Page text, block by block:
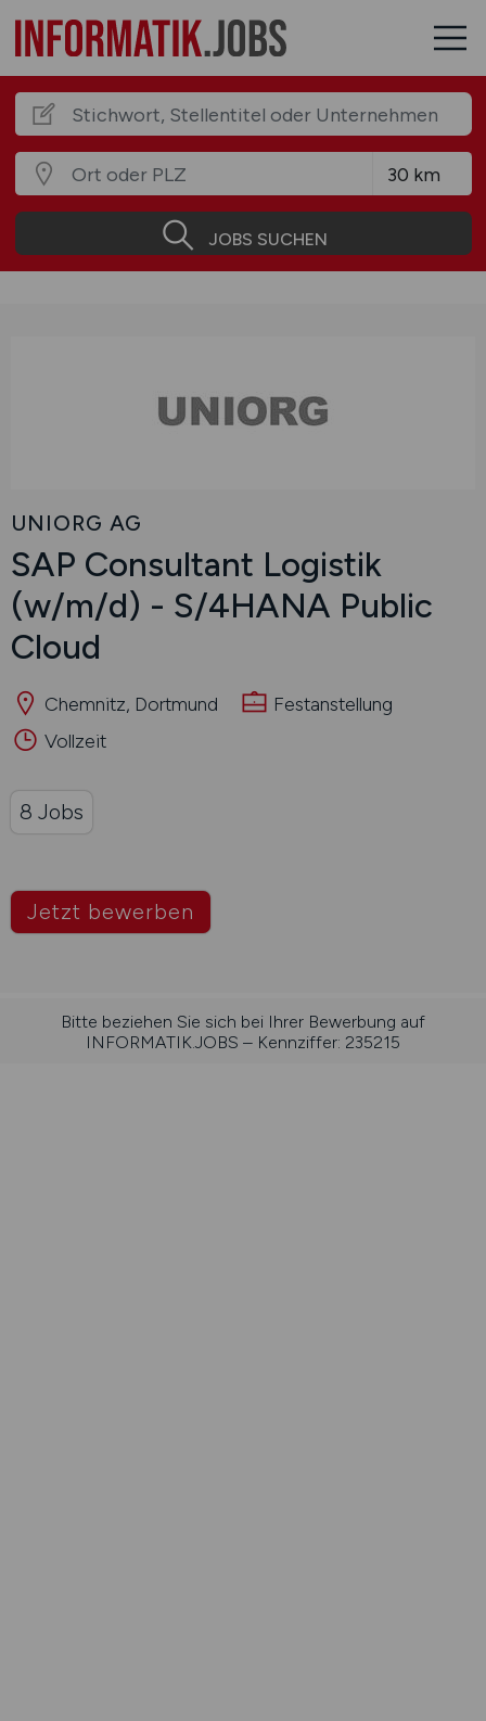
JOBS SUCHEN
UNIORG AG
SAP Consultant Logistik
(w/m/d) - S/4HANA Public
Cloud
Chemnitz, Dortmund
Festanstellung
Vollzeit
Jetzt bewerben
8 Jobs
Bitte beziehen Sie sich bei Ihrer Bewerbung auf
INFORMATIK.JOBS – Kennziffer: 235215